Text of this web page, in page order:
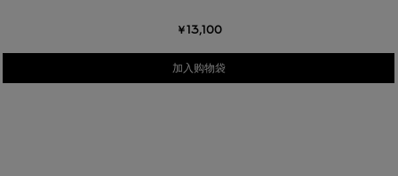
￥13,100
加入购物袋